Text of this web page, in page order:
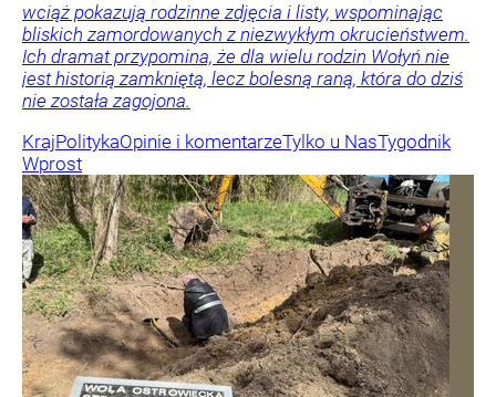
wciąż pokazują rodzinne zdjęcia i listy, wspominając
bliskich zamordowanych z niezwykłym okrucieństwem.
Ich dramat przypomina, że dla wielu rodzin Wołyń nie
jest historią zamkniętą, lecz bolesną raną, która do dziś
nie została zagojona.
KrajPolitykaOpinie i komentarzeTylko u NasTygodnik
Wprost